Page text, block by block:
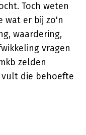
Toch weten
wat er bij zo'n
waardering,
vragen
zelden
vult die behoefte